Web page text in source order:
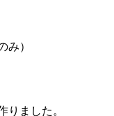
み）
りました。